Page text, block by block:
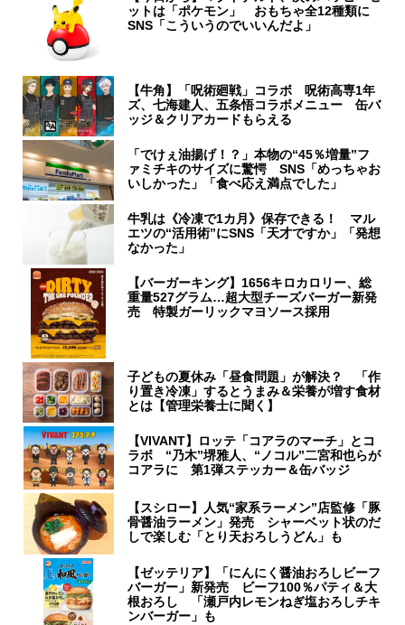
ットは「ポケモン」 おもちゃ全12種類に
SNS「こういうのでいいんだよ」
【牛角】「呪術廻戦」コラボ 呪術高専1年
ズ、七海建人、五条悟コラボメニュー 缶バ
ッジ＆クリアカードもらえる
「でけぇ油揚げ！？」本物の“45％増量”フ
ァミチキのサイズに驚愕 SNS「めっちゃお
いしかった」「食べ応え満点でした」
牛乳は《冷凍で1カ月》保存できる！ マル
エツの“活用術”にSNS「天才ですか」「発想
なかった」
【バーガーキング】1656キロカロリー、総
重量527グラム…超大型チーズバーガー新発
売 特製ガーリックマヨソース採用
子どもの夏休み「昼食問題」が解決？ 「作
り置き冷凍」するとうまみ＆栄養が増す食材
とは【管理栄養士に聞く】
【VIVANT】ロッテ「コアラのマーチ」とコ
ラボ “乃木”堺雅人、“ノコル”二宮和也らが
コアラに 第1弾ステッカー＆缶バッジ
【スシロー】人気“家系ラーメン”店監修「豚
骨醤油ラーメン」発売 シャーベット状のだ
しで楽しむ「とり天おろしうどん」も
【ゼッテリア】「にんにく醤油おろしビーフ
バーガー」新発売 ビーフ100％パティ＆大
根おろし 「瀬戸内レモンねぎ塩おろしチキ
ンバーガー」も